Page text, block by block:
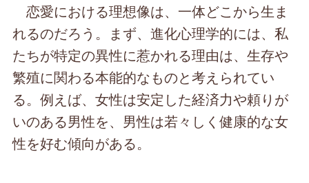
恋愛における理想像は、一体どこから生ま
れるのだろう。まず、進化心理学的には、私
たちが特定の異性に惹かれる理由は、生存や
繁殖に関わる本能的なものと考えられてい
る。例えば、女性は安定した経済力や頼りが
いのある男性を、男性は若々しく健康的な女
性を好む傾向がある。